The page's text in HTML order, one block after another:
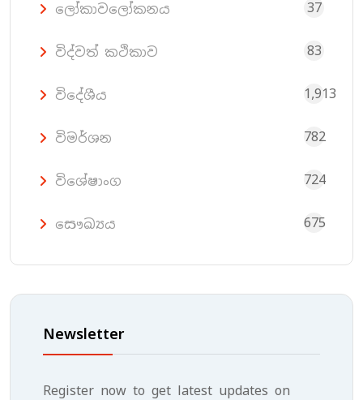
ලෝකාවලෝකනය 37
විද්වත් කථිකාව 83
විදේශීය 1,913
විමර්ශන 782
විශේෂාංග 724
සෞඛ්‍යය 675
Newsletter
Register now to get latest updates on